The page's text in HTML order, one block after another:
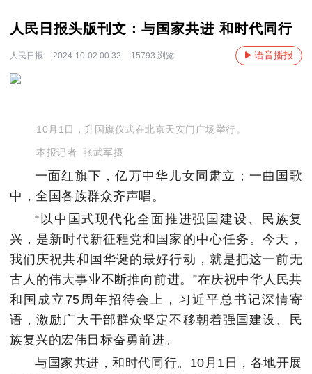
人民日报头版刊文：与国家共进 和时代同行
人民日报 2024-10-02 00:32 15793 浏览 语音播报
10月1日，升国旗仪式在北京天安门广场举行。
本报记者 张武军摄
一面红旗下，亿万中华儿女同肃立；一曲国歌
中，全国各族群众齐声唱。
“以中国式现代化全面推进强国建设、民族复
兴，是新时代新征程党和国家的中心任务。今天，
我们庆祝共和国华诞的最好行动，就是把这一前无
古人的伟大事业不断推向前进。”在庆祝中华人民共
和国成立75周年招待会上，习近平总书记深情寄
语，激励广大干部群众坚定不移朝着强国建设、民
族复兴的宏伟目标奋勇前进。
与国家共进，和时代同行。10月1日，各地开展